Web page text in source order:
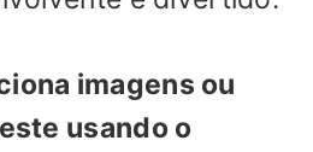
imagens ou
usando o